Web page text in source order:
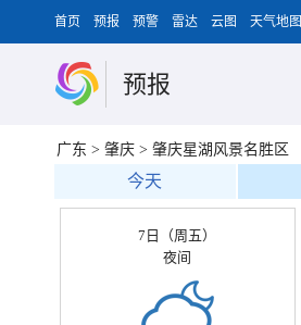
首页 预报 预警 雷达 云图 天气地图
预报
广东 > 肇庆 > 肇庆星湖风景名胜区
今天
7日（周五）
夜间